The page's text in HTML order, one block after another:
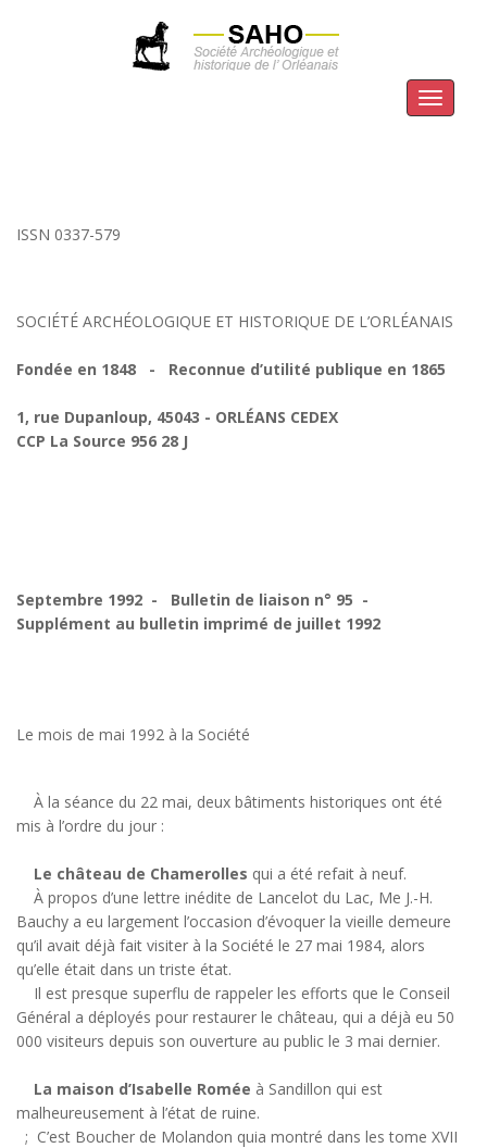
Menu
ISSN 0337-579
SOCIÉTÉ ARCHÉOLOGIQUE ET HISTORIQUE DE L’ORLÉANAIS
Fondée en 1848 - Reconnue d’utilité publique en 1865
1, rue Dupanloup, 45043 - ORLÉANS CEDEX
CCP La Source 956 28 J
Septembre 1992 - Bulletin de liaison n° 95 -
Supplément au bulletin imprimé de juillet 1992
Le mois de mai 1992 à la Société
À la séance du 22 mai, deux bâtiments historiques ont été
mis à l’ordre du jour :
Le château de Chamerolles qui a été refait à neuf.
À propos d’une lettre inédite de Lancelot du Lac, Me J.-H.
Bauchy a eu largement l’occasion d’évoquer la vieille demeure
qu’il avait déjà fait visiter à la Société le 27 mai 1984, alors
qu’elle était dans un triste état.
Il est presque superflu de rappeler les efforts que le Conseil
Général a déployés pour restaurer le château, qui a déjà eu 50
000 visiteurs depuis son ouverture au public le 3 mai dernier.
La maison d’Isabelle Romée à Sandillon qui est
malheureusement à l’état de ruine.
; C’est Boucher de Molandon quia montré dans les tome XVII